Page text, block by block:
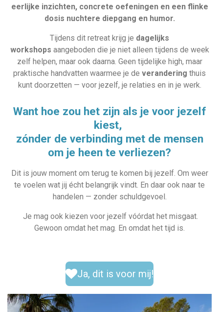
eerlijke inzichten, concrete oefeningen en een flinke
dosis nuchtere diepgang en humor.
Tijdens dit retreat krijg je dagelijks
workshops aangeboden die je niet alleen tijdens de week
zelf helpen, maar ook daarna. Geen tijdelijke high, maar
praktische handvatten waarmee je de verandering thuis
kunt doorzetten — voor jezelf, je relaties en in je werk.
Want hoe zou het zijn als je voor jezelf
kiest,
zónder de verbinding met de mensen
om je heen te verliezen?
Dit is jouw moment om terug te komen bij jezelf. Om weer
te voelen wat jij écht belangrijk vindt. En daar ook naar te
handelen — zonder schuldgevoel.
Je mag ook kiezen voor jezelf vóórdat het misgaat.
Gewoon omdat het mag. En omdat het tijd is.
Ja, dit is voor mij!